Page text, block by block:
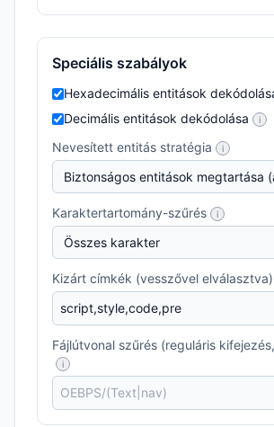
Speciális szabályok
Hexadecimális entitások
Decimális entitások dekódolása i
Nevesített entitás stratégia i
Karaktertartomány-szűrés i
Kizárt címkék (vesszővel elválasztva)
Fájlútvonal szűrés (reguláris
i